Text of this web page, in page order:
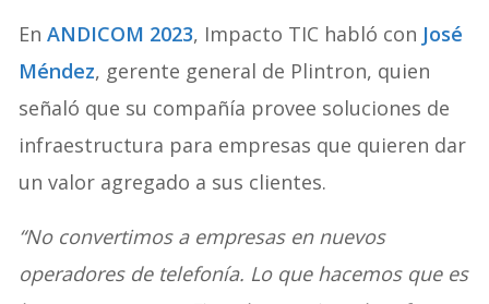
EnANDICOM 2023, Impacto TIC habló con José
Méndez, gerente general de Plintron, quien
señaló que su compañía provee soluciones de
infraestructura para empresas que quieren dar
un valor agregado a sus clientes.
“No convertimos a empresas en nuevos
operadores de telefonía. Lo que hacemos que es